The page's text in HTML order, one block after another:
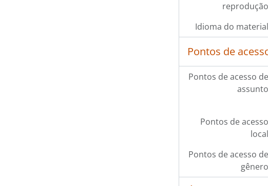
reprodução
Idioma do material
Pontos de
Pontos de acesso de
assunto
Pontos de acesso
local
Pontos de acesso de
gênero